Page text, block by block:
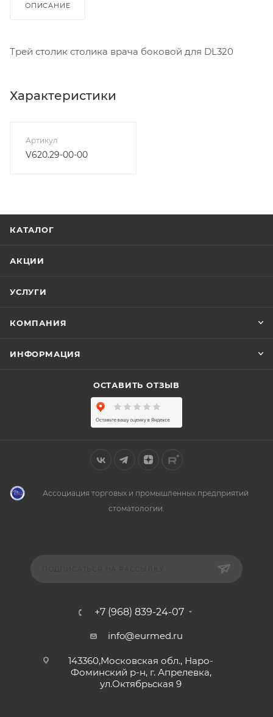
ОПИСАНИЕ
Трей столик столика врача боковой для DL320
Характеристики
Артикул
V620.29-00-00
КАТАЛОГ
АКЦИИ
УСЛУГИ
КОМПАНИЯ
ИНФОРМАЦИЯ
ОСТАВИТЬ ОТЗЫВ
Ассоциация торговых и промышленных предприятий
стоматологии.
+7 (968) 839-24-07
info@eurmed.ru
143360,Московская обл., Наро-
Фоминский р-н, г. Апрелевка,
ул.Октябрьская 9